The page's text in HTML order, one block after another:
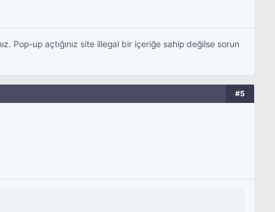
Pop-up açtığınız site illegal bir içeriğe sahip değilse sorun
#5